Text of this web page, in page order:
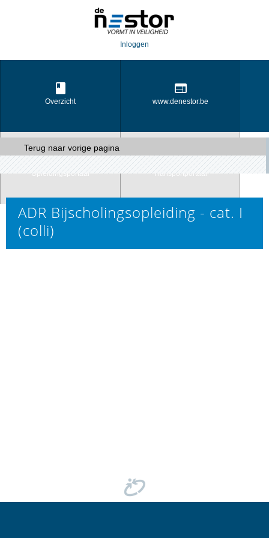
Inloggen
Overzicht www.denestor.be
Opleidingsportaal Transportportaal
Terug naar vorige pagina
ADR Bijscholingsopleiding - cat. I
(colli)